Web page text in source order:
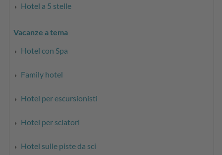
Hotel a 5 stelle
Vacanze a tema
Hotel con Spa
Family hotel
Hotel per escursionisti
Hotel per sciatori
Hotel sulle piste da sci